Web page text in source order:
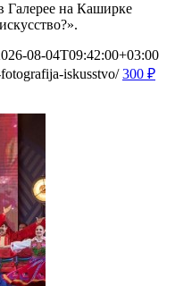
Галерее на Каширке
08-04T09:42:00+03:00
iskusstvo/ 300 ₽